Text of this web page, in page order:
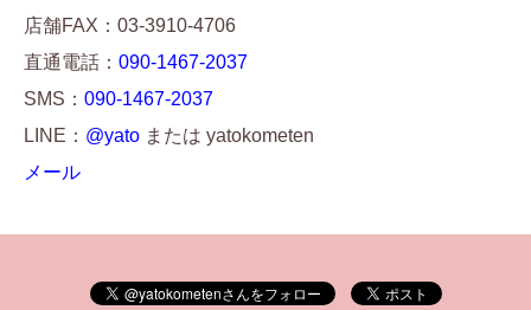
店舗FAX：03-3910-4706
直通電話： 090-1467-2037
SMS： 090-1467-2037
LINE： @yato または yatokometen
メール